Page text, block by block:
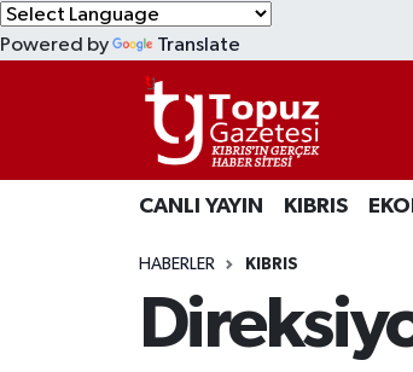
Powered by Translate
CANLI YAYIN KIBRIS
HABERLER KIBRIS
EKONOMİ
MAGAZİN
Lefkoşa Nöbetçi Eczaneler
Lefkoşa Hava Durumu
Lefkoşa Trafik Yoğunluk Haritası
Süper Lig Puan Durumu ve Fikstür
Tüm Manşetler